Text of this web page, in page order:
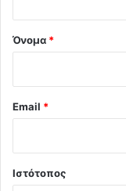
Όνομα *
Email *
Ιστότοπος